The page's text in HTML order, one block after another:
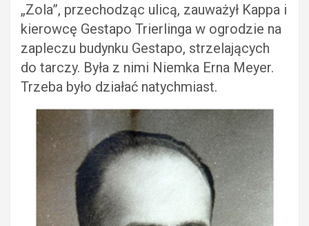
„Zola”, przechodząc ulicą, zauważył Kappa i
kierowcę Gestapo Trierlinga w ogrodzie na
zapleczu budynku Gestapo, strzelających
do tarczy. Była z nimi Niemka Erna Meyer.
Trzeba było działać natychmiast.